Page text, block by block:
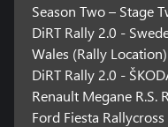
Season Two – Stage
DiRT Rally 2.0 -
Wales (Rally Location)
DiRT Rally 2.0 -
Renault Megane R.S.
Ford Fiesta